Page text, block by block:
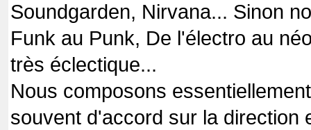
Soundgarden, Nirvana... Sinon
Funk au Punk, De l'électro au
très éclectique...
Nous composons
souvent d'accord sur la direction